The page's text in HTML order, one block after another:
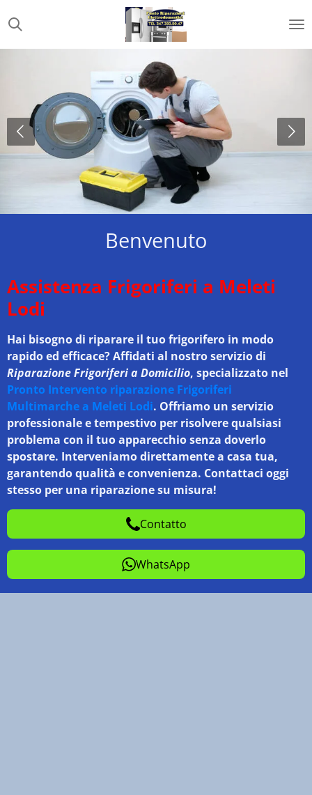
al
contenuto
Benvenuto
Assistenza Frigoriferi a Meleti
Lodi
Hai bisogno di riparare il tuo frigorifero in modo
rapido ed efficace? Affidati al nostro servizio di
Riparazione Frigoriferi a Domicilio, specializzato nel
Pronto Intervento riparazione Frigoriferi
Multimarche a Meleti Lodi. Offriamo un servizio
professionale e tempestivo per risolvere qualsiasi
problema con il tuo apparecchio senza doverlo
spostare. Interveniamo direttamente a casa tua,
garantendo qualità e convenienza. Contattaci oggi
stesso per una riparazione su misura!
Contatto
WhatsApp